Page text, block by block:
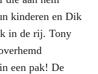
kinderen en Dik
in de rij. Tony
een pak! De